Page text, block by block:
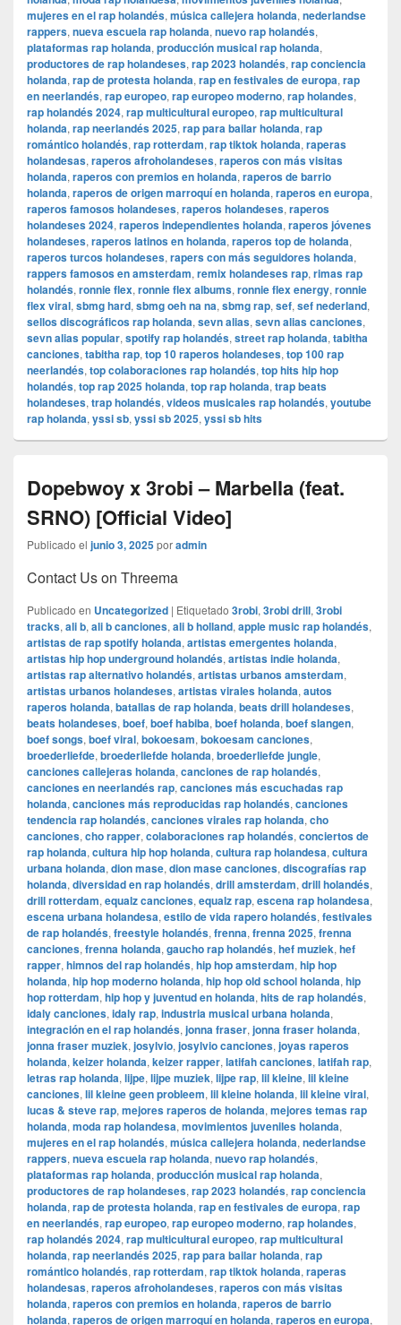
mujeres en el rap holandés, música callejera holanda, nederlandse
rappers, nueva escuela rap holanda, nuevo rap holandés,
plataformas rap holanda, producción musical rap holanda,
productores de rap holandeses, rap 2023 holandés, rap conciencia
holanda, rap de protesta holanda, rap en festivales de europa, rap
en neerlandés, rap europeo, rap europeo moderno, rap holandes,
rap holandés 2024, rap multicultural europeo, rap multicultural
holanda, rap neerlandés 2025, rap para bailar holanda, rap
romántico holandés, rap rotterdam, rap tiktok holanda, raperas
holandesas, raperos afroholandeses, raperos con más visitas
holanda, raperos con premios en holanda, raperos de barrio
holanda, raperos de origen marroquí en holanda, raperos en europa,
raperos famosos holandeses, raperos holandeses, raperos
holandeses 2024, raperos independientes holanda, raperos jóvenes
holandeses, raperos latinos en holanda, raperos top de holanda,
raperos turcos holandeses, rapers con más seguidores holanda,
rappers famosos en amsterdam, remix holandeses rap, rimas rap
holandés, ronnie flex, ronnie flex albums, ronnie flex energy, ronnie
flex viral, sbmg hard, sbmg oeh na na, sbmg rap, sef, sef nederland,
sellos discográficos rap holanda, sevn alias, sevn alias canciones,
sevn alias popular, spotify rap holandés, street rap holanda, tabitha
canciones, tabitha rap, top 10 raperos holandeses, top 100 rap
neerlandés, top colaboraciones rap holandés, top hits hip hop
holandés, top rap 2025 holanda, top rap holanda, trap beats
holandeses, trap holandés, videos musicales rap holandés, youtube
rap holanda, yssi sb, yssi sb 2025, yssi sb hits
Dopebwoy x 3robi – Marbella (feat.
SRNO) [Official Video]
Publicado el junio 3, 2025poradmin
Contact Us on Threema
Publicado en Uncategorized | Etiquetado 3robi, 3robi drill, 3robi
tracks, ali b, ali b canciones, ali b holland, apple music rap holandés,
artistas de rap spotify holanda, artistas emergentes holanda,
artistas hip hop underground holandés, artistas indie holanda,
artistas rap alternativo holandés, artistas urbanos amsterdam,
artistas urbanos holandeses, artistas virales holanda, autos
raperos holanda, batallas de rap holanda, beats drill holandeses,
beats holandeses, boef, boef habiba, boef holanda, boef slangen,
boef songs, boef viral, bokoesam, bokoesam canciones,
broederliefde, broederliefde holanda, broederliefde jungle,
canciones callejeras holanda, canciones de rap holandés,
canciones en neerlandés rap, canciones más escuchadas rap
holanda, canciones más reproducidas rap holandés, canciones
tendencia rap holandés, canciones virales rap holanda, cho
canciones, cho rapper, colaboraciones rap holandés, conciertos de
rap holanda, cultura hip hop holanda, cultura rap holandesa, cultura
urbana holanda, dion mase, dion mase canciones, discografías rap
holanda, diversidad en rap holandés, drill amsterdam, drill holandés,
drill rotterdam, equalz canciones, equalz rap, escena rap holandesa,
escena urbana holandesa, estilo de vida rapero holandés, festivales
de rap holandés, freestyle holandés, frenna, frenna 2025, frenna
canciones, frenna holanda, gaucho rap holandés, hef muziek, hef
rapper, himnos del rap holandés, hip hop amsterdam, hip hop
holanda, hip hop moderno holanda, hip hop old school holanda, hip
hop rotterdam, hip hop y juventud en holanda, hits de rap holandés,
idaly canciones, idaly rap, industria musical urbana holanda,
integración en el rap holandés, jonna fraser, jonna fraser holanda,
jonna fraser muziek, josylvio, josylvio canciones, joyas raperos
holanda, keizer holanda, keizer rapper, latifah canciones, latifah rap,
letras rap holanda, lijpe, lijpe muziek, lijpe rap, lil kleine, lil kleine
canciones, lil kleine geen probleem, lil kleine holanda, lil kleine viral,
lucas & steve rap, mejores raperos de holanda, mejores temas rap
holanda, moda rap holandesa, movimientos juveniles holanda,
mujeres en el rap holandés, música callejera holanda, nederlandse
rappers, nueva escuela rap holanda, nuevo rap holandés,
plataformas rap holanda, producción musical rap holanda,
productores de rap holandeses, rap 2023 holandés, rap conciencia
holanda, rap de protesta holanda, rap en festivales de europa, rap
en neerlandés, rap europeo, rap europeo moderno, rap holandes,
rap holandés 2024, rap multicultural europeo, rap multicultural
holanda, rap neerlandés 2025, rap para bailar holanda, rap
romántico holandés, rap rotterdam, rap tiktok holanda, raperas
holandesas, raperos afroholandeses, raperos con más visitas
holanda, raperos con premios en holanda, raperos de barrio
holanda, raperos de origen marroquí en holanda, raperos en europa,